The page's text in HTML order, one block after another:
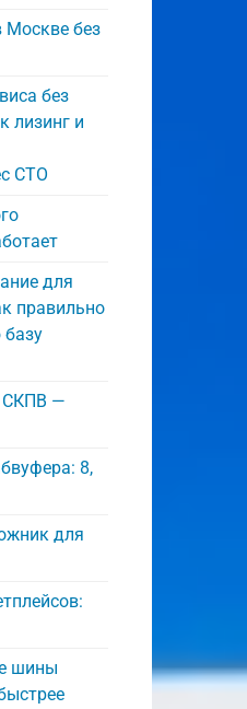
Москве без
без
лизинг и
СТО
для
правильно
базу
СКПВ —
8,
для
шины